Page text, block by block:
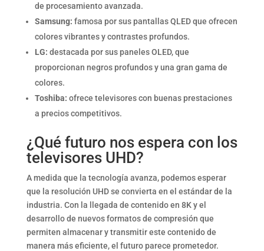
de procesamiento avanzada.
Samsung: famosa por sus pantallas QLED que ofrecen
colores vibrantes y contrastes profundos.
LG: destacada por sus paneles OLED, que
proporcionan negros profundos y una gran gama de
colores.
Toshiba: ofrece televisores con buenas prestaciones
a precios competitivos.
¿Qué futuro nos espera con los
televisores UHD?
A medida que la tecnología avanza, podemos esperar
que la resolución UHD se convierta en el estándar de la
industria. Con la llegada de contenido en 8K y el
desarrollo de nuevos formatos de compresión que
permiten almacenar y transmitir este contenido de
manera más eficiente, el futuro parece prometedor.